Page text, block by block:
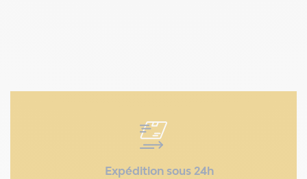
Expédition sous 24h